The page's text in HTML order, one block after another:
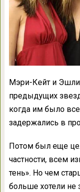
Мэри-Кейт и Эшли
предыдущих
когда им было
задержались в
Потом был еще
частности, всем
тень». Но чем
больше хотели не